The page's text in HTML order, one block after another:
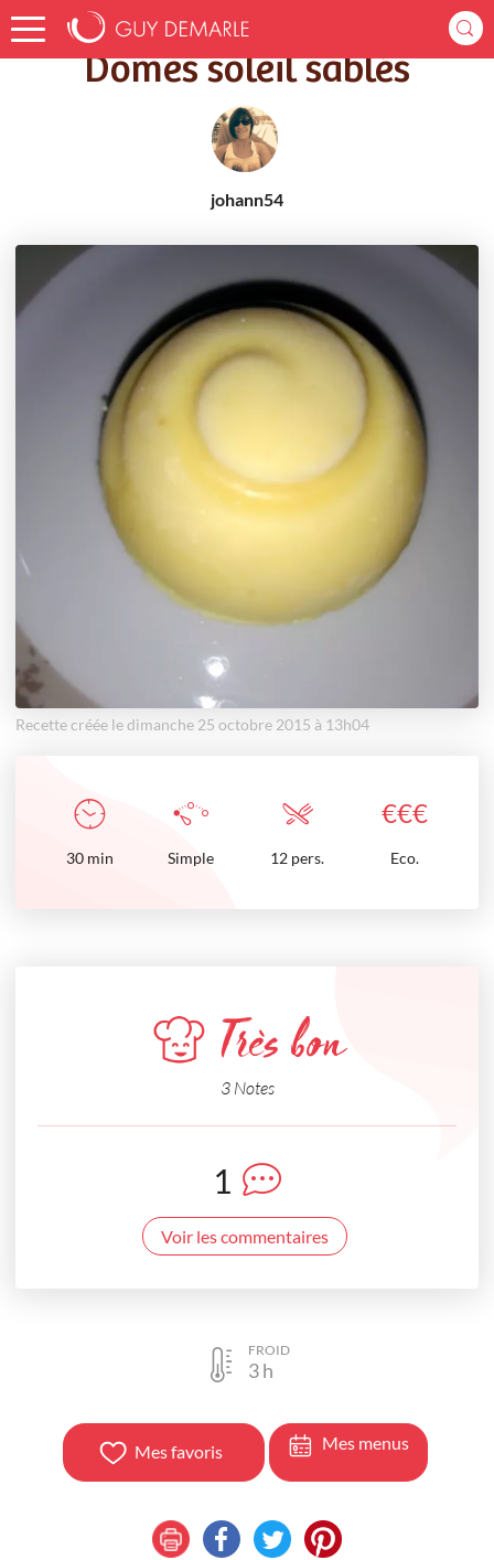
Accueil Recettes Dômes soleil sablés
Dômes soleil sablés
johann54
Recette créée le dimanche 25 octobre 2015 à 13h04
€€€
30 min Simple 12 pers. Eco.
Très bon
3 Notes
1
Voir les commentaires
FROID
3h
Mes favoris Mes menus